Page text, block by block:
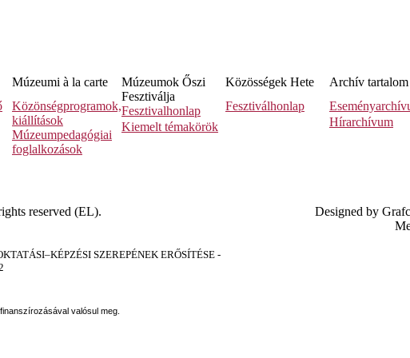
Múzeumi à la carte
Közönségprogramok,
kiállítások
Múzeumpedagógiai
foglalkozások
Múzeumok Őszi
Fesztiválja
Fesztivalhonlap
Kiemelt témakörök
Közösségek Hete
Fesztiválhonlap
Archív tartalom
Hírarchívum
reserved (EL).
Designed by
SZEREPÉNEK ERŐSÍTÉSE -
valósul meg.